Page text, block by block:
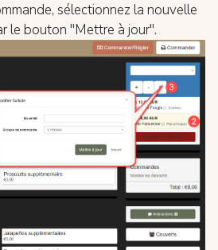
sélectionnez la nouvelle
le bouton "Mettre à jour".